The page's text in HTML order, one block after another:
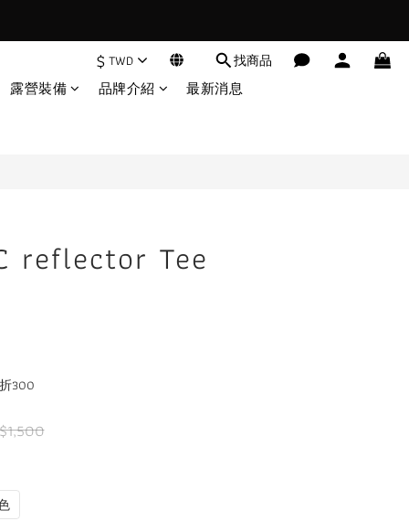
$ TWD 找商品
露營裝備 品牌介紹
最新消息
reflector Tee
300
立即購買